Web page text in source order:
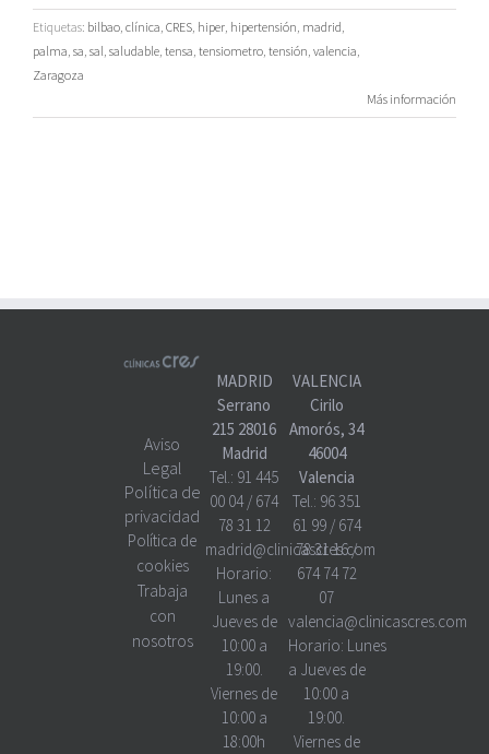
Etiquetas: bilbao, clínica, CRES, hiper, hipertensión, madrid,
palma, sa, sal, saludable, tensa, tensiometro, tensión, valencia,
Zaragoza
Más información
Aviso
Legal
Política de
privacidad
Política de
cookies
Trabaja
con
nosotros
MADRID
Serrano
215 28016
Madrid
Tel.: 91 445
00 04/ 674
78 31 12
madrid@clinicascres.com
Horario:
Lunes a
Jueves de
10:00 a
19:00.
Viernes de
10:00 a
18:00h
VALENCIA
Cirilo
Amorós, 34
46004
Valencia
Tel.: 96 351
61 99/ 674
78 31 16/
674 74 72
07
valencia@clinicascres.com
Horario: Lunes
a Jueves de
10:00 a
19:00.
Viernes de